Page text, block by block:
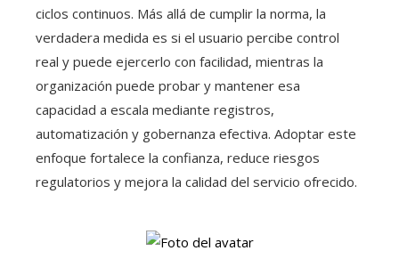
ciclos continuos. Más allá de cumplir la norma, la
verdadera medida es si el usuario percibe control
real y puede ejercerlo con facilidad, mientras la
organización puede probar y mantener esa
capacidad a escala mediante registros,
automatización y gobernanza efectiva. Adoptar este
enfoque fortalece la confianza, reduce riesgos
regulatorios y mejora la calidad del servicio ofrecido.